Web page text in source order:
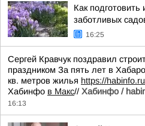
Как подготовить
заботливых
16:25
Сергей Кравчук поздравил
праздником За пять лет в
кв. метров жилья https://
Хабинфо в Макс// Хабинфо /
16:13